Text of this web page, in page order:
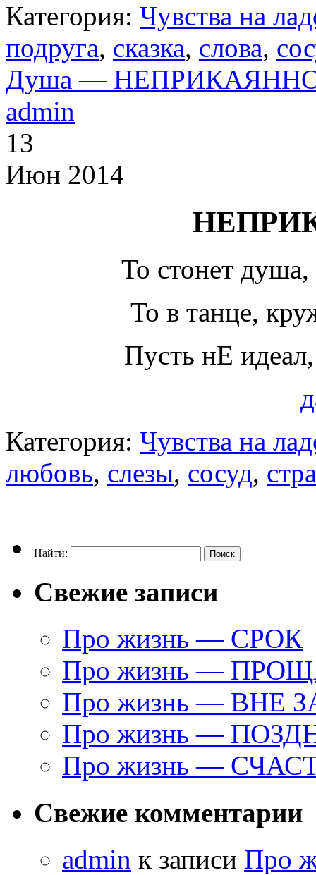
Категория: Чувства на
подруга, сказка, слова,
Душа —
admin
13
Июн 2014
То стонет
То в танце,
Пусть нЕ
Категория: Чувства на
любовь, слезы, сосуд,
Найти:
Свежие записи
Про жизнь — СРОК
Про жизнь —
Про жизнь — ВНЕ
Про жизнь —
Про жизнь —
Свежие комментарии
admin к записи Про